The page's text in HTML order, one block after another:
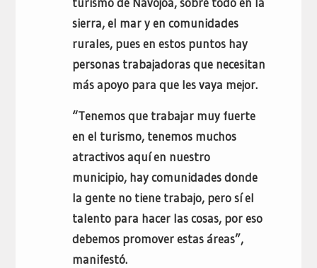
sierra, el mar y en comunidades
rurales, pues en estos puntos hay
personas trabajadoras que necesitan
más apoyo para que les vaya mejor.
“Tenemos que trabajar muy fuerte
en el turismo, tenemos muchos
atractivos aquí en nuestro
municipio, hay comunidades donde
la gente no tiene trabajo, pero sí el
talento para hacer las cosas, por eso
debemos promover estas áreas”,
manifestó.